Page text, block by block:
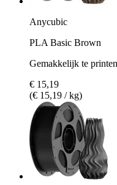
Anycubic
PLA Basic Brown
Gemakkelijk te
€ 15,19
(€ 15,19 / kg)